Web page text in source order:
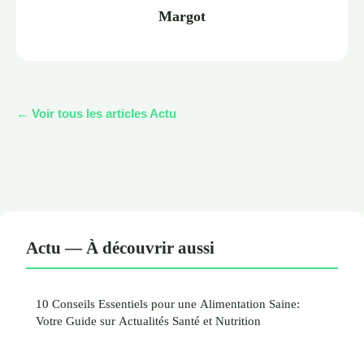
Margot
← Voir tous les articles Actu
Actu — À découvrir aussi
10 Conseils Essentiels pour une Alimentation Saine:
Votre Guide sur Actualités Santé et Nutrition